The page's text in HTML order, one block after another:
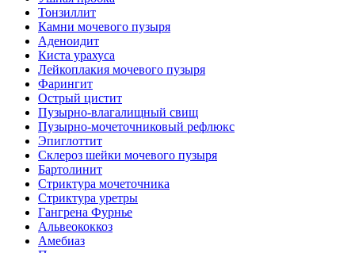
Тонзиллит
Камни мочевого пузыря
Аденоидит
Киста урахуса
Лейкоплакия мочевого пузыря
Фарингит
Острый цистит
Пузырно-влагалищный свищ
Пузырно-мочеточниковый рефлюкс
Эпиглоттит
Склероз шейки мочевого пузыря
Бартолинит
Стриктура мочеточника
Стриктура уретры
Гангрена Фурнье
Альвеококкоз
Амебиаз